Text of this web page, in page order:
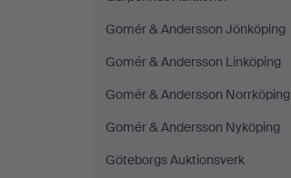
Gomér & Andersson Jönköping
Gomér & Andersson Linköping
Gomér & Andersson Norrköping
Gomér & Andersson Nyköping
Göteborgs Auktionsverk